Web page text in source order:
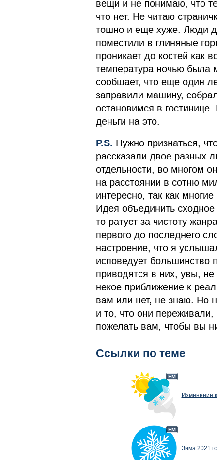
вещи и не понимаю, что
что нет. Не читаю
тошно и еще хуже. Люди
поместили в глиняные
проникает до костей как
температура ночью была
сообщает, что еще один
заправили машину,
остановимся в
деньги на это.
P.S. Нужно признаться,
рассказали двое разных
отдельности, во многом
на расстоянии в сотню
интересно, так как
Идея объединить
то ратует за чистоту
первого до последнего
настроение, что я
исповедует большинство
приводятся в них, увы, не
некое приближение к
вам или нет, не знаю. Но
и то, что они
пожелать вам, чтобы вы
Ссылки по теме
Изменение
Зима 2021